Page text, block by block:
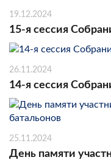
19.12.2024
15-я сессия
26.11.2024
14-я сессия
25.11.2024
День памяти